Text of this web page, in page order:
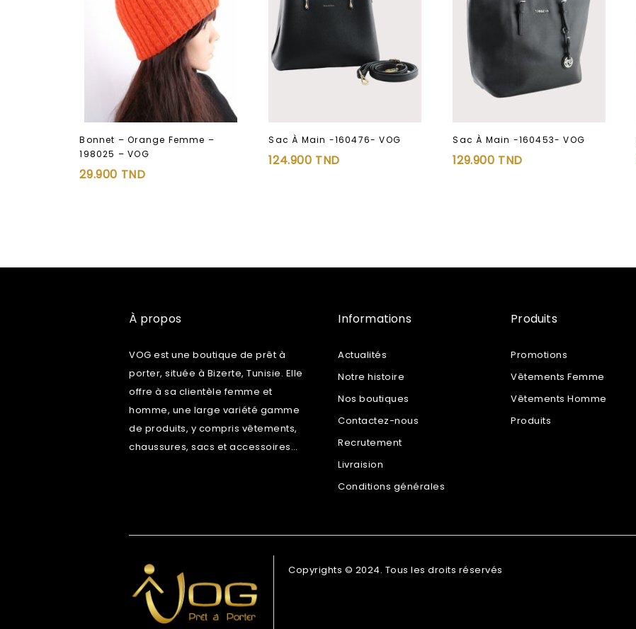
Bonnet – Orange Femme –
198025 – VOG
29.900 TND
Sac À Main -160476- VOG
124.900 TND
Sac À Main -160453- VOG
129.900 TND
À propos
VOG est une boutique de prêt à
porter, située à Bizerte, Tunisie. Elle
offre à sa clientèle femme et
homme, une large variété gamme
de produits, y compris vêtements,
chaussures, sacs et accessoires…
Informations
Actualités
Notre histoire
Nos boutiques
Contactez-nous
Recrutement
Livraision
Conditions générales
Produits
Promotions
Vêtements Femme
Vêtements Homme
Produits